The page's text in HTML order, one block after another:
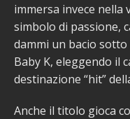
immersa invece
simbolo di passione,
dammi un bacio
Baby K, eleggendo il
destinazione “hit”
Anche il titolo gioca